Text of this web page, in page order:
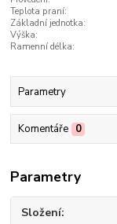
Teplota praní:
Základní jednotka:
Výška:
Ramenní délka:
Parametry
Komentáře 0
Parametry
Složení